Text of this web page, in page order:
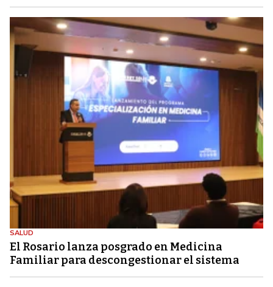
SALUD
El Rosario lanza posgrado en Medicina
Familiar para descongestionar el sistema